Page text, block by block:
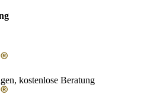
kostenlose Beratung